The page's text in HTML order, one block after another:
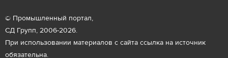
© Промышленный портал,
СД Групп, 2006-2026.
При использовании материалов с сайта ссылка на источник
обязательна.